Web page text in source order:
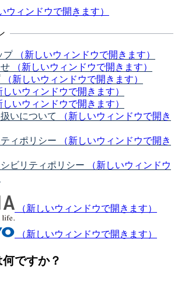
ウィンドウで開きます）
プ
（新しいウィンドウで開きます）
（新しいウィンドウで開きます）
（新しいウィンドウで開きます）
しいウィンドウで開きます）
しいウィンドウで開きます）
いについて
（新しいウィンドウで開き
ィポリシー
（新しいウィンドウで開き
ビリティポリシー
（新しいウィンドウ
（新しいウィンドウで開きます）
（新しいウィンドウで開きます）
何ですか？